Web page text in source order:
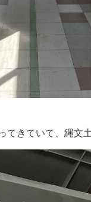
てきていて、縄文